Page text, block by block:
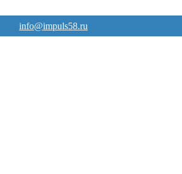
info@impuls58.ru